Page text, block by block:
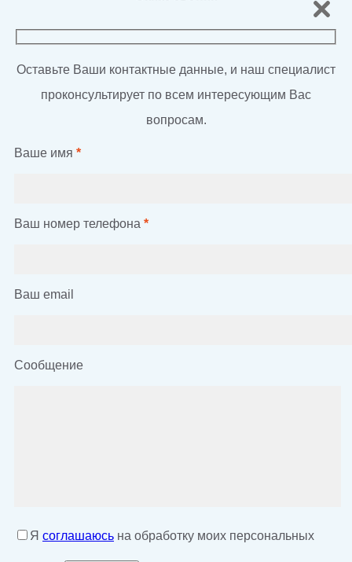
Оставьте Ваши контактные данные, и наш специалист
проконсультирует по всем интересующим Вас
вопросам.
Ваше имя *
Ваш номер телефона *
Ваш email
Сообщение
Я соглашаюсь на обработку моих персональных